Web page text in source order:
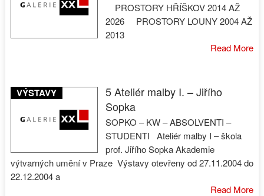
PROSTORY HŘÍŠKOV 2014 AŽ
2026 PROSTORY LOUNY 2004 AŽ
2013
Read More
VÝSTAVY
5 Ateliér malby I. – Jiřího
Sopka
SOPKO – KW – ABSOLVENTI –
STUDENTI Ateliér malby I – škola
prof. Jiřího Sopka Akademie
výtvarných umění v Praze Výstavy otevřeny od 27.11.2004 do
22.12.2004 a
Read More